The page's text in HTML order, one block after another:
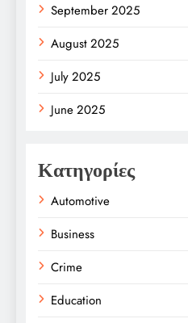
September 2025
August 2025
July 2025
June 2025
Κατηγορίες
Automotive
Business
Crime
Education